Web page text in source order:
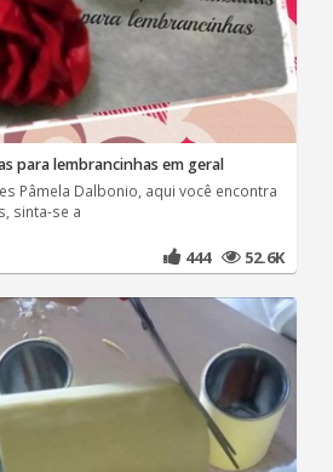
para lembrancinhas em geral
Pâmela Dalbonio, aqui você encontra
sinta-se a
444 52.6K